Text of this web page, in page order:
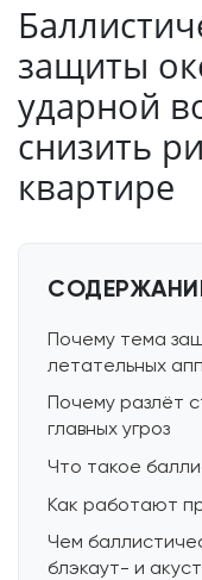
защиты
ударной
снизить
квартире
Почему тема
летательных
Почему разлёт
главных угроз
Что такое
Как работают
Чем
блэкаут- и